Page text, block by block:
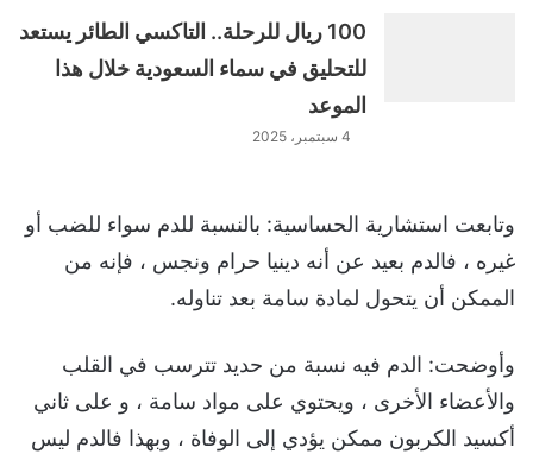
100 ريال للرحلة.. التاكسي الطائر يستعد
للتحليق في سماء السعودية خلال هذا
الموعد
4 سبتمبر، 2025
وتابعت استشارية الحساسية: بالنسبة للدم سواء للضب أو
غيره ، فالدم بعيد عن أنه دينيا حرام ونجس ، فإنه من
الممكن أن يتحول لمادة سامة بعد تناوله.
وأوضحت: الدم فيه نسبة من حديد تترسب في القلب
والأعضاء الأخرى ، ويحتوي على مواد سامة ، و على ثاني
أكسيد الكربون ممكن يؤدي إلى الوفاة ، وبهذا فالدم ليس